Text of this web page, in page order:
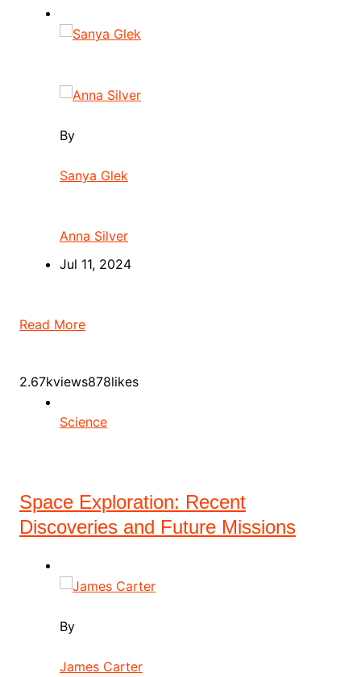
By
Sanya Glek
Anna Silver
Jul 11, 2024
Read More
2.67kviews878likes
Science
Space Exploration: Recent
Discoveries and Future Missions
By
James Carter